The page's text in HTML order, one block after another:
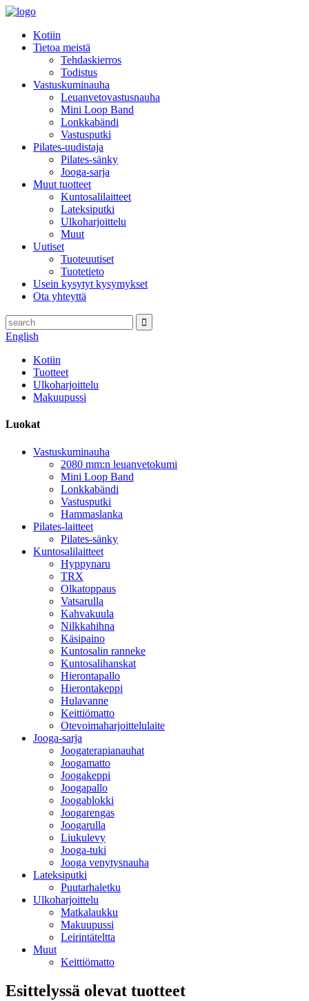
Kotiin
Tietoa meistä
Tehdaskierros
Todistus
Vastuskuminauha
Leuanvetovastusnauha
Mini Loop Band
Lonkkabändi
Vastusputki
Pilates-uudistaja
Pilates-sänky
Jooga-sarja
Muut tuotteet
Kuntosalilaitteet
Lateksiputki
Ulkoharjoittelu
Muut
Uutiset
Tuoteuutiset
Tuotetieto
Usein kysytyt kysymykset
Ota yhteyttä
English
Kotiin
Tuotteet
Ulkoharjoittelu
Makuupussi
Luokat
Vastuskuminauha
2080 mm:n leuanvetokumi
Mini Loop Band
Lonkkabändi
Vastusputki
Hammaslanka
Pilates-laitteet
Pilates-sänky
Kuntosalilaitteet
Hyppynaru
TRX
Olkatoppaus
Vatsarulla
Kahvakuula
Nilkkahihna
Käsipaino
Kuntosalin ranneke
Kuntosalihanskat
Hierontapallo
Hierontakeppi
Hulavanne
Keittiömatto
Otevoimaharjoittelulaite
Jooga-sarja
Joogaterapianauhat
Joogamatto
Joogakeppi
Joogapallo
Joogablokki
Joogarengas
Joogarulla
Liukulevy
Jooga-tuki
Jooga venytysnauha
Lateksiputki
Puutarhaletku
Ulkoharjoittelu
Matkalaukku
Makuupussi
Leirintäteltta
Muut
Keittiömatto
Esittelyssä olevat tuotteet